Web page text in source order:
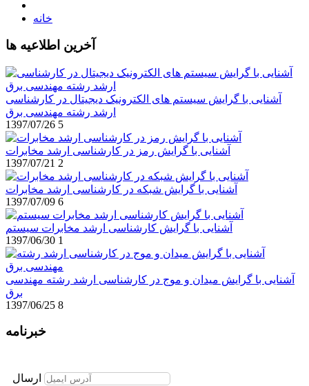
خانه
آخرین اطلاعیه ها
آشنایی با گرایش سیستم های الکترونیک دیجیتال در کارشناسی
ارشد رشته مهندسی برق
1397/07/26 5
آشنایی با گرایش رمز در کارشناسی ارشد مخابرات
1397/07/21 2
آشنایی با گرایش شبکه در کارشناسی ارشد مخابرات
1397/07/09 6
آشنایی با گرایش کارشناسی ارشد مخابرات سیستم
1397/06/30 1
آشنایی با گرایش میدان و موج در کارشناسی ارشد رشته مهندسی
برق
1397/06/25 8
خبرنامه
ارسال